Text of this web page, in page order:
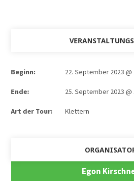
Beginn: 22. September 2023 @
Ende: 25. September 2023 @
Art der Tour: Klettern
Egon